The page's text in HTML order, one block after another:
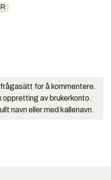
for å kommentere.
av brukerkonto.
navn eller med kallenavn.